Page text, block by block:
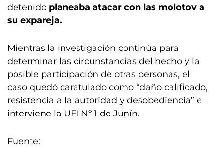
detenido planeaba atacar con las molotov a
su expareja.
Mientras la investigación continúa para
determinar las circunstancias del hecho y la
posible participación de otras personas, el
caso quedó caratulado como “daño calificado,
resistencia a la autoridad y desobediencia” e
interviene la UFI Nº 1 de Junín.
Fuente: